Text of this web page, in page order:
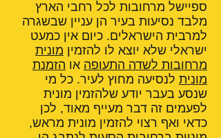
ספיישל מרחובות לכל רחבי הארץ
מלבד נסיעות בעיר הן עניין שבשגרה
למרבית הישראלים. כיום אין כמעט
ישראלי שלא יוצא לו להזמין מונית
מרחובות לשדה התעופה או הזמנת
מונית לנסיעה מחוץ לעיר. כל מי
שנסע בעבר יודע שלהזמין מונית
לפעמים זה דבר מעייף מאוד, לכן
כדאי ואף רצוי להזמין מונית מראש,